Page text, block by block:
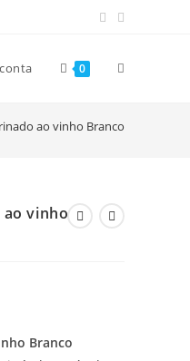
0 Alternar
pesquisa
ao vinho Branco
vinho
Branco